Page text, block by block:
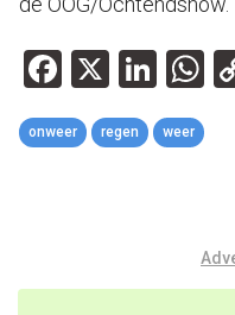
Facebook
X
onweer regen weer